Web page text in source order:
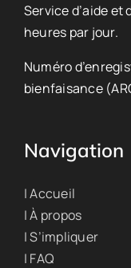
Service d’aide
heures par jour.
Numéro
bienfaisance
Navigation
| Accueil
| À propos
| S’impliquer
| FAQ